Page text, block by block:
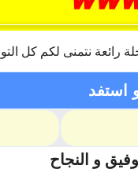
رائعة نتمنى لكم كل
استفد
و النجاح